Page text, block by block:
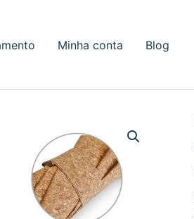
Minha conta Blog